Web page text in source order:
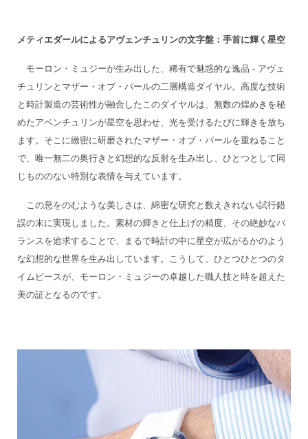
メティエダールによるアヴェンチュリンの文字盤：手首に輝く星空
モーロン・ミュジーが生み出した、稀有で魅惑的な逸品 - アヴェ
チュリンとマザー・オブ・パールの二層構造ダイヤル。高度な技術
と時計製造の芸術性が融合したこのダイヤルは、無数の煌めきを秘
めたアベンチュリンが星空を思わせ、光を受けるたびに輝きを放ち
ます。そこに緻密に研磨されたマザー・オブ・パールを重ねること
で、唯一無二の奥行きと幻想的な反射を生み出し、ひとつとして同
じもののない特別な表情を与えています。
この息をのむような美しさは、綿密な研究と数えきれない試行錯
誤の末に実現しました。素材の輝きと仕上げの精度、その絶妙なバ
ランスを追求することで、まるで時計の中に星空が広がるかのよう
な幻想的な世界を生み出しています。こうして、ひとつひとつのタ
イムピースが、モーロン・ミュジーの卓越した職人技と時を超えた
美の証となるのです。